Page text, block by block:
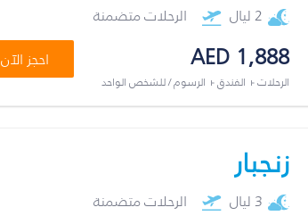
2 ليال الرحلات متضمنة
AED 1,888
الرحلات + الفندق + الرسوم / للشخص الواحد
احجز الآن
زنجبار
3 ليال الرحلات متضمنة